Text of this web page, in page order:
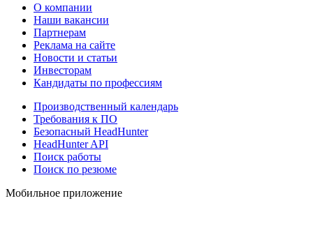
О компании
Наши вакансии
Партнерам
Реклама на сайте
Новости и статьи
Инвесторам
Кандидаты по профессиям
Производственный календарь
Требования к ПО
Безопасный HeadHunter
HeadHunter API
Поиск работы
Поиск по резюме
Мобильное приложение